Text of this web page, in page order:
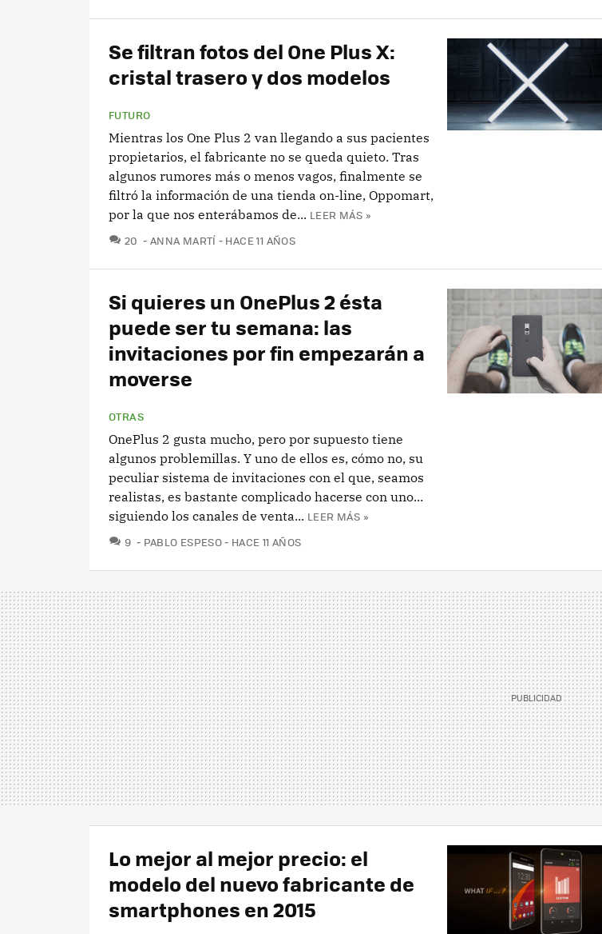
Se filtran fotos del One Plus X:
cristal trasero y dos modelos
FUTURO
Mientras los One Plus 2 van llegando a sus pacientes
propietarios, el fabricante no se queda quieto. Tras
algunos rumores más o menos vagos, finalmente se
filtró la información de una tienda on-line, Oppomart,
por la que nos enterábamos de... LEER MÁS »
20 COMENTARIOS
ANNA MARTÍ HACE 11 AÑOS
Si quieres un OnePlus 2 ésta
puede ser tu semana: las
invitaciones por fin empezarán a
moverse
OTRAS
OnePlus 2 gusta mucho, pero por supuesto tiene
algunos problemillas. Y uno de ellos es, cómo no, su
peculiar sistema de invitaciones con el que, seamos
realistas, es bastante complicado hacerse con uno...
siguiendo los canales de venta... LEER MÁS »
9 COMENTARIOS
PABLO ESPESO HACE 11 AÑOS
Lo mejor al mejor precio: el
modelo del nuevo fabricante de
smartphones en 2015